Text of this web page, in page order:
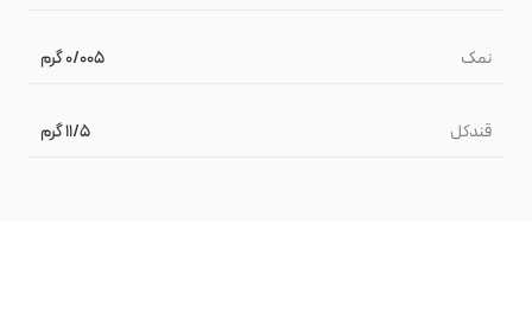
نمک ۰/۰۰۵ گرم
قندکل ۱۱/۵ گرم